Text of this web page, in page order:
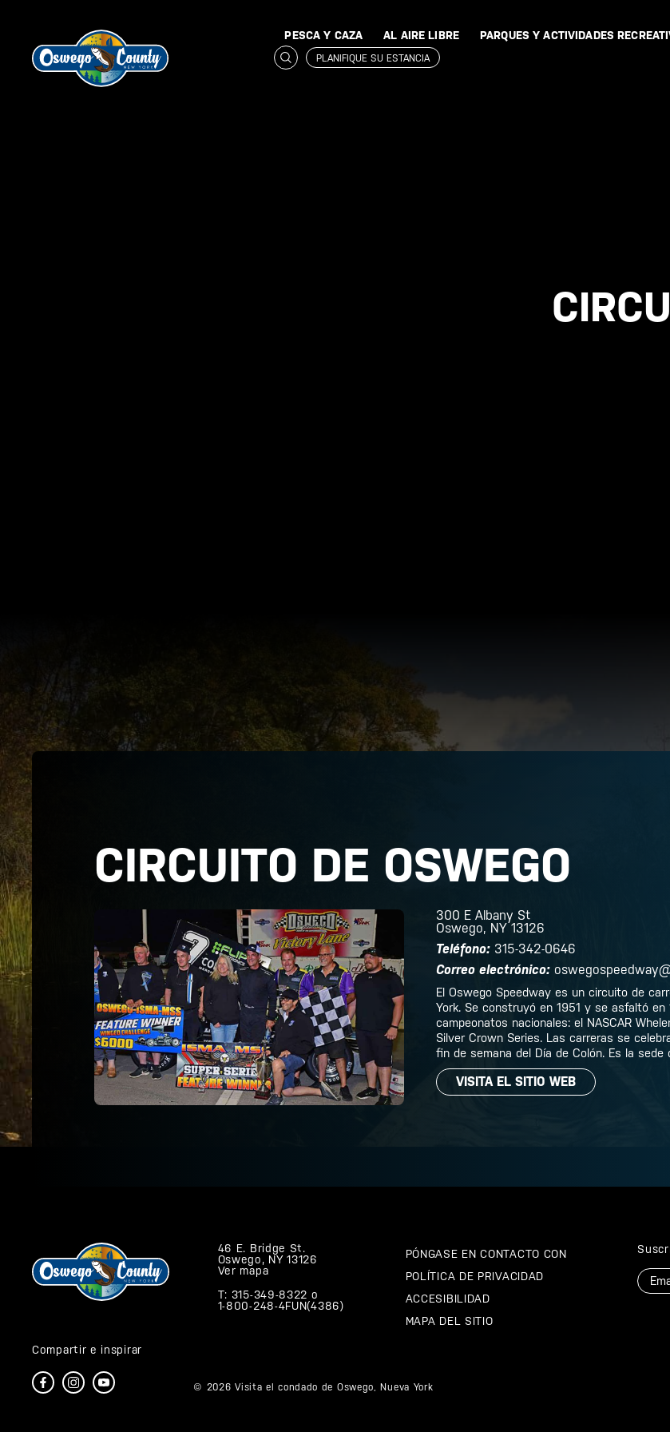
PESCA Y CAZA AL AIRE LIBRE PARQUES Y ACTIVIDADES
PLANIFIQUE SU ESTANCIA
CIRCUITO DE OSWEGO
300 E Albany St
Oswego, NY 13126
Teléfono:315-342-0646
Correo electrónico:
El Oswego Speedway es un circuito de
York. Se construyó en 1951 y se asfaltó
campeonatos nacionales: el NASCAR
Silver Crown Series. Las carreras se
fin de semana del Día de Colón. Es la sede
VISITA EL SITIO WEB
46 E. Bridge St.
Oswego, NY 13126
Ver mapa
T: 315-349-8322 o
1-800-248-4FUN(4386)
PÓNGASE EN CONTACTO CON
POLÍTICA DE PRIVACIDAD
ACCESIBILIDAD
MAPA DEL SITIO
Compartir e inspirar
© 2026 Visita el condado de Oswego, Nueva York